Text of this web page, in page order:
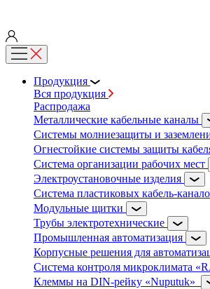
Продукция
Вся продукция
Распродажа
Металлические кабельные каналы
Системы молниезащиты и
Огнестойкие системы защиты
Система организации рабочих мест
Электроустановочные изделия
Система пластиковых кабель-
Модульные щитки
Трубы электротехнические
Промышленная автоматизация
Корпусные решения для
Система контроля микроклимата
Клеммы на DIN-рейку «Nuputuk»